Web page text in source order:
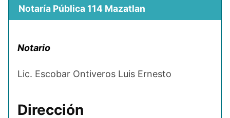
Notaría Pública 114 Mazatlan
Notario
Lic. Escobar Ontiveros Luis Ernesto
Dirección